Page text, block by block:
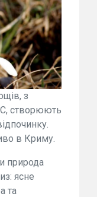
з
створюють
в Криму.
природа
ясне
та